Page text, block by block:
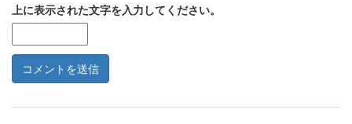
上に表示された文字を入力してください。